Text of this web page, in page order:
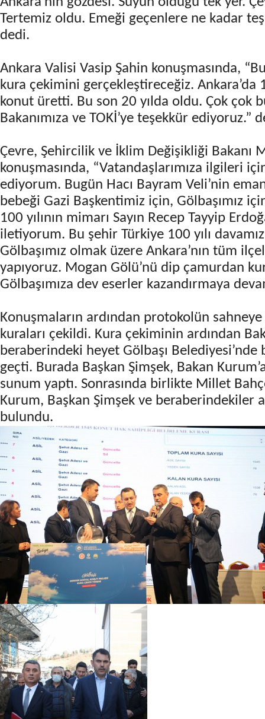
Tertemiz oldu. Emeği geçenlere ne kadar
dedi.
Ankara Valisi Vasip Şahin konuşmasında,
kura çekimini gerçekleştireceğiz. Ankara’da
konut üretti. Bu son 20 yılda oldu. Çok çok
Bakanımıza ve TOKİ’ye teşekkür ediyoruz.”
Çevre, Şehircilik ve İklim Değişikliği Bakanı
konuşmasında, “Vatandaşlarımıza ilgileri
ediyorum. Bugün Hacı Bayram Veli’nin
bebeği Gazi Başkentimiz için, Gölbaşımız
100 yılının mimarı Sayın Recep Tayyip
iletiyorum. Bu şehir Türkiye 100 yılı
Gölbaşımız olmak üzere Ankara’nın tüm
yapıyoruz. Mogan Gölü’nü dip çamurdan
Gölbaşımıza dev eserler kazandırmaya
Konuşmaların ardından protokolün sahneye
kuraları çekildi. Kura çekiminin ardından
beraberindeki heyet Gölbaşı Belediyesi’nde
geçti. Burada Başkan Şimşek, Bakan
sunum yaptı. Sonrasında birlikte Millet
Kurum, Başkan Şimşek ve beraberindekiler
bulundu.